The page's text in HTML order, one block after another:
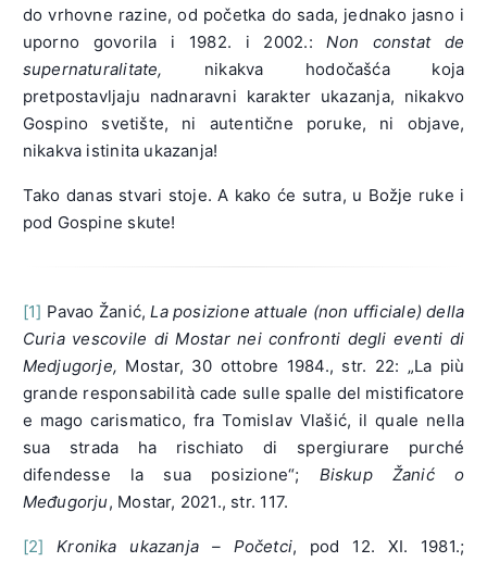
do vrhovne razine, od početka do sada, jednako jasno i
uporno govorila i 1982. i 2002.:Non constat de
supernaturalitate, nikakva hodočašća koja
pretpostavljaju nadnaravni karakter ukazanja, nikakvo
Gospino svetište, ni autentične poruke, ni objave,
nikakva istinita ukazanja!
Tako danas stvari stoje. A kako će sutra, u Božje ruke i
pod Gospine skute!
[1] Pavao Žanić,La posizione attuale (non ufficiale) della
Curia vescovile di Mostar nei confronti degli eventi di
Medjugorje, Mostar, 30 ottobre 1984., str. 22: „La più
grande responsabilità cade sulle spalle del mistificatore
e mago carismatico, fra Tomislav Vlašić, il quale nella
sua strada ha rischiato di spergiurare purché
difendesse la sua posizione“; Biskup Žanić o
Međugorju, Mostar, 2021., str. 117.
[2] Kronika ukazanja – Početci, pod 12. XI. 1981.;